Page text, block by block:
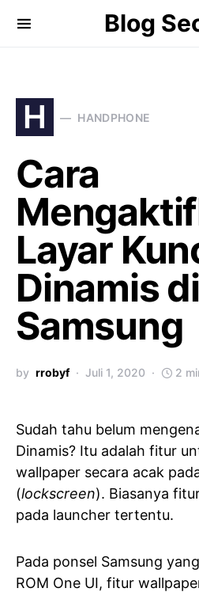
Blog
H HANDPHONE
Cara
Layar
Dinamis
Samsung
by rrobyf Juli 1, 2020 2
Sudah tahu belum
Dinamis? Itu adalah fitur
wallpaper secara acak
(lockscreen). Biasanya
pada launcher tertentu.
Pada ponsel Samsung
ROM One UI, fitur